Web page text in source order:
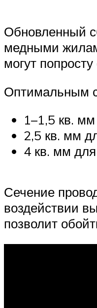
Обновленный
медными
могут
Оптимальным
1–1,5 кв.
2,5 кв. мм
4 кв. мм для
Сечение
воздействии
позволит